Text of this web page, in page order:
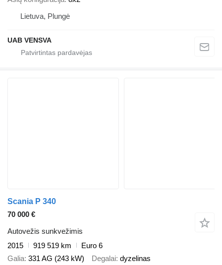
Lietuva, Plungė
UAB VENSVA
Scania P 340
70 000 €
Autovežis sunkvežimis
2015
919 519 km
Euro 6
Galia 331 AG (243 kW) Degalai dyzelinas